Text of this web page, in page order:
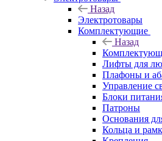
Назад
Электротовары
Комплектующие
Назад
Лифты для
Плафоны и
Управление
Блоки
Патроны
Основания
Кольца и